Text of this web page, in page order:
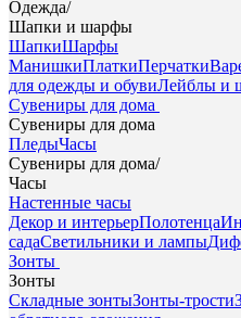
Одежда/
Шапки и шарфы
ШапкиШарфы
МанишкиПлаткиПерчатки
для одежды и обувиЛейблы и
Сувениры для дома
Сувениры для дома
ПледыЧасы
Сувениры для дома/
Часы
Настенные часы
Декор и интерьерПолотенца
садаСветильники и лампы
Зонты
Зонты
Складные зонтыЗонты-трости